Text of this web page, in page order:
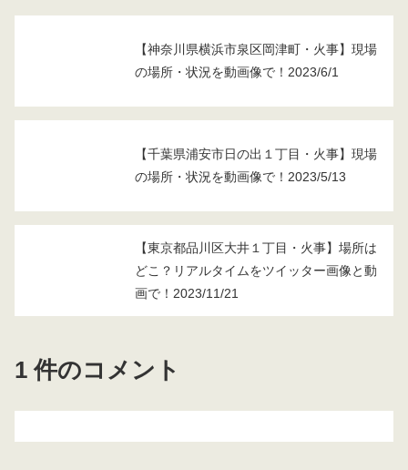
【神奈川県横浜市泉区岡津町・火事】現場
の場所・状況を動画像で！2023/6/1
【千葉県浦安市日の出１丁目・火事】現場
の場所・状況を動画像で！2023/5/13
【東京都品川区大井１丁目・火事】場所は
どこ？リアルタイムをツイッター画像と動
画で！2023/11/21
1 件のコメント